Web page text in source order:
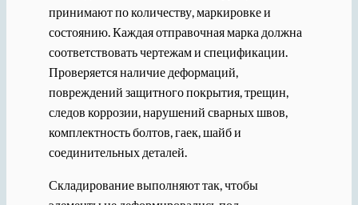
принимают по количеству, маркировке и
состоянию. Каждая отправочная марка должна
соответствовать чертежам и спецификации.
Проверяется наличие деформаций,
повреждений защитного покрытия, трещин,
следов коррозии, нарушений сварных швов,
комплектность болтов, гаек, шайб и
соединительных деталей.
Складирование выполняют так, чтобы